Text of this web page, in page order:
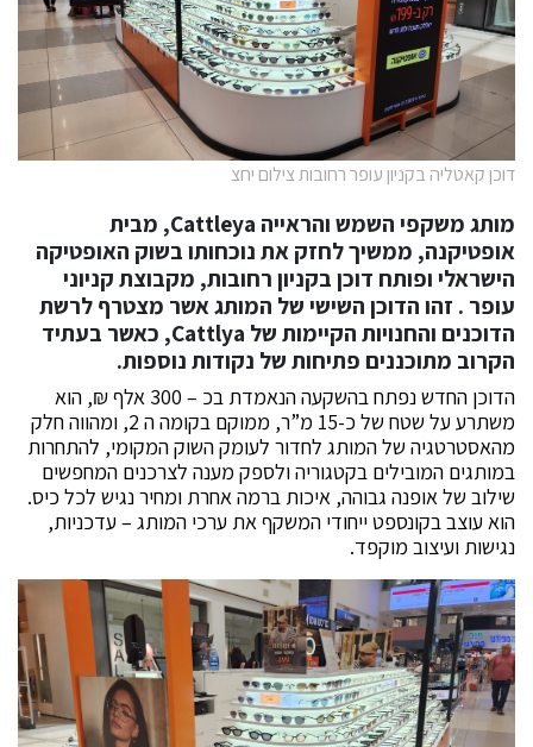
דוכן קאטליה בקניון עופר רחובות צילום יחצ
מותג משקפי השמש והראייה Cattleya, מבית
אופטיקנה, ממשיך לחזק את נוכחותו בשוק האופטיקה
הישראלי ופותח דוכןבקניון רחובות, מקבוצת קניוני
עופר . זהו הדוכן השישי של המותג אשר מצטרף לרשת
הדוכנים והחנויות הקיימות של Cattlya, כאשר בעתיד
הקרוב מתוכננים פתיחות של נקודות נוספות.
הדוכן החדש נפתח בהשקעה הנאמדת בכ – 300 אלף ₪, הוא
משתרע על שטח של כ-15 מ”ר, ממוקם בקומה ה 2, ומהווה חלק
מהאסטרטגיה של המותג לחדור לעומק השוק המקומי, להתחרות
במותגים המובילים בקטגוריה ולספק מענה לצרכנים המחפשים
שילוב של אופנה גבוהה, איכות ברמה אחרת ומחיר נגיש לכל כיס.
הוא עוצב בקונספט ייחודי המשקף את ערכי המותג – עדכניות,
נגישות ועיצוב מוקפד.